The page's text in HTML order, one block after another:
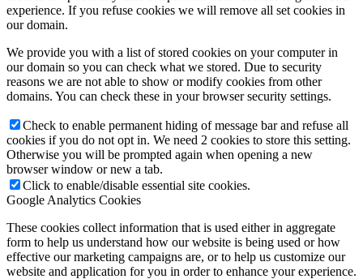
experience. If you refuse cookies we will remove all set cookies in
our domain.
We provide you with a list of stored cookies on your computer in
our domain so you can check what we stored. Due to security
reasons we are not able to show or modify cookies from other
domains. You can check these in your browser security settings.
Check to enable permanent hiding of message bar and refuse all
cookies if you do not opt in. We need 2 cookies to store this setting.
Otherwise you will be prompted again when opening a new
browser window or new a tab.
Click to enable/disable essential site cookies.
Google Analytics Cookies
These cookies collect information that is used either in aggregate
form to help us understand how our website is being used or how
effective our marketing campaigns are, or to help us customize our
website and application for you in order to enhance your experience.